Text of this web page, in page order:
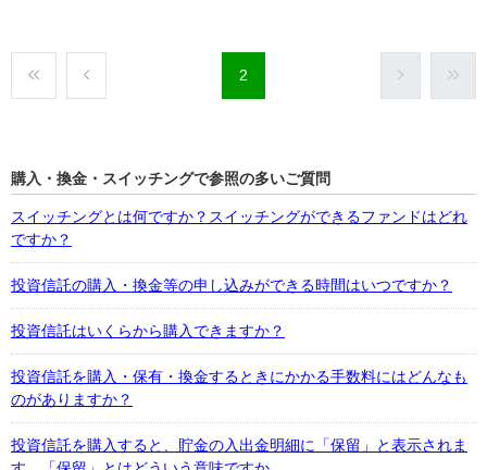
2
購入・換金・スイッチングで参照の多いご質問
スイッチングとは何ですか？スイッチングができるファンドはどれ
ですか？
投資信託の購入・換金等の申し込みができる時間はいつですか？
投資信託はいくらから購入できますか？
投資信託を購入・保有・換金するときにかかる手数料にはどんなも
のがありますか？
投資信託を購入すると、貯金の入出金明細に「保留」と表示されま